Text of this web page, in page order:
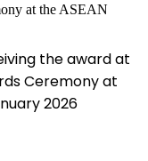
the award at
Ceremony at
2026